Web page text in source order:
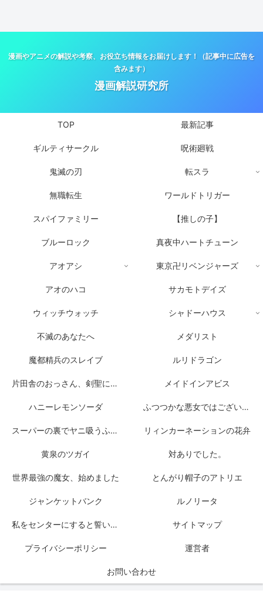
漫画やアニメの解説や考察、お役立ち情報をお届けします！（記事中に広告を
含みます）
漫画解説研究所
TOP 最新記事
ギルティサークル 呪術廻戦
鬼滅の刃 転スラ
無職転生 ワールドトリガー
スパイファミリー 【推しの子】
ブルーロック 真夜中ハートチューン
アオアシ 東京卍リベンジャーズ
アオのハコ サカモトデイズ
ウィッチウォッチ シャドーハウス
不滅のあなたへ メダリスト
魔都精兵のスレイブ ルリドラゴン
片田舎のおっさん、剣聖になる メイドインアビス
ハニーレモンソーダ ふつつかな悪女ではございますが
スーパーの裏でヤニ吸うふたり リィンカーネーションの花弁
黄泉のツガイ 対ありでした。
世界最強の魔女、始めました とんがり帽子のアトリエ
ジャンケットバンク ルノリータ
私をセンターにすると誓いますか？ サイトマップ
プライバシーポリシー 運営者
お問い合わせ